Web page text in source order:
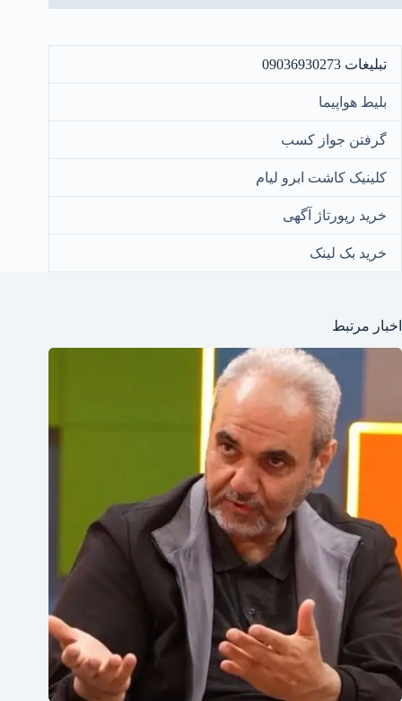
تبلیغات 09036930273
بلیط هواپیما
گرفتن جواز کسب
کلینیک کاشت ابرو لیام
خرید رپورتاژ آگهی
خرید بک لینک
اخبار مرتبط